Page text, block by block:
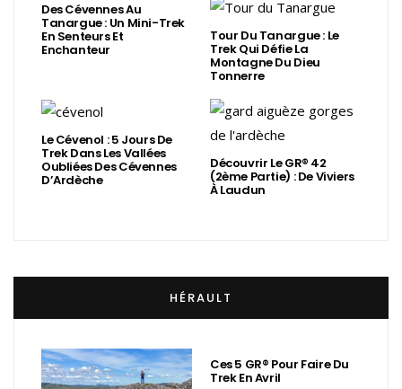
Des Cévennes Au
Tanargue : Un Mini-Trek
En Senteurs Et
Enchanteur
Tour Du Tanargue : Le
Trek Qui Défie La
Montagne Du Dieu
Tonnerre
Le Cévenol : 5 Jours De
Trek Dans Les Vallées
Oubliées Des Cévennes
D’Ardèche
Découvrir Le GR® 42
(2ème Partie) : De Viviers
À Laudun
HÉRAULT
Ces 5 GR® Pour Faire Du
Trek En Avril